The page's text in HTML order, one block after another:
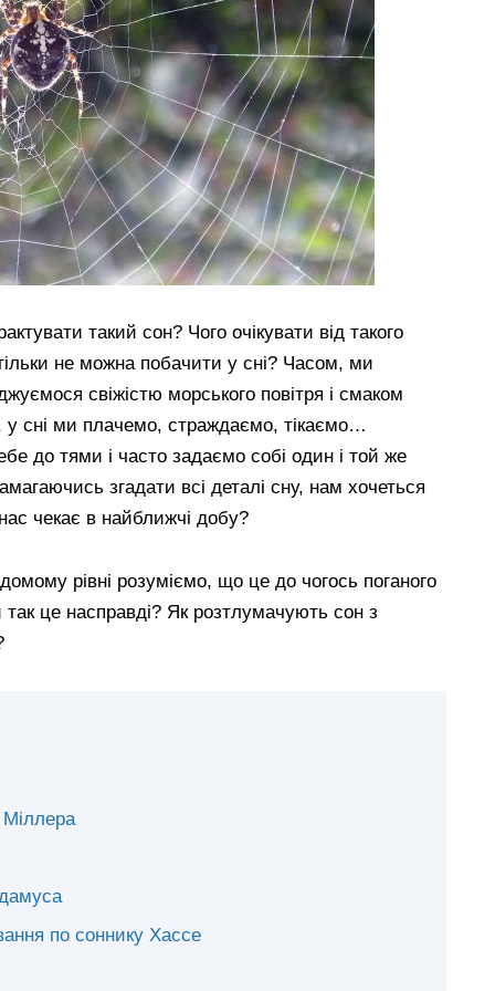
такий сон? Чого очікувати від такого
не можна побачити у сні? Часом, ми
свіжістю морського повітря і смаком
у сні ми плачемо, страждаємо, тікаємо…
до тями і часто задаємо собі один і той же
згадати всі деталі сну, нам хочеться
чекає в найближчі добу?
рівні розуміємо, що це до чогось поганого
це насправді? Як розтлумачують сон з
Міллера
по соннику Хассе